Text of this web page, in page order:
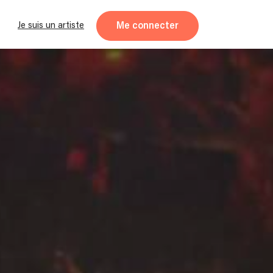
Je suis un artiste Me connecter